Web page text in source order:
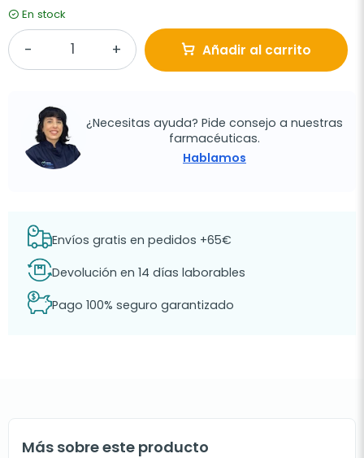
En stock
Añadir al carrito
¿Necesitas ayuda? Pide consejo a nuestras
farmacéuticas.
Hablamos
Envíos gratis en pedidos +65€
Devolución en 14 días laborables
Pago 100% seguro garantizado
Más sobre este producto